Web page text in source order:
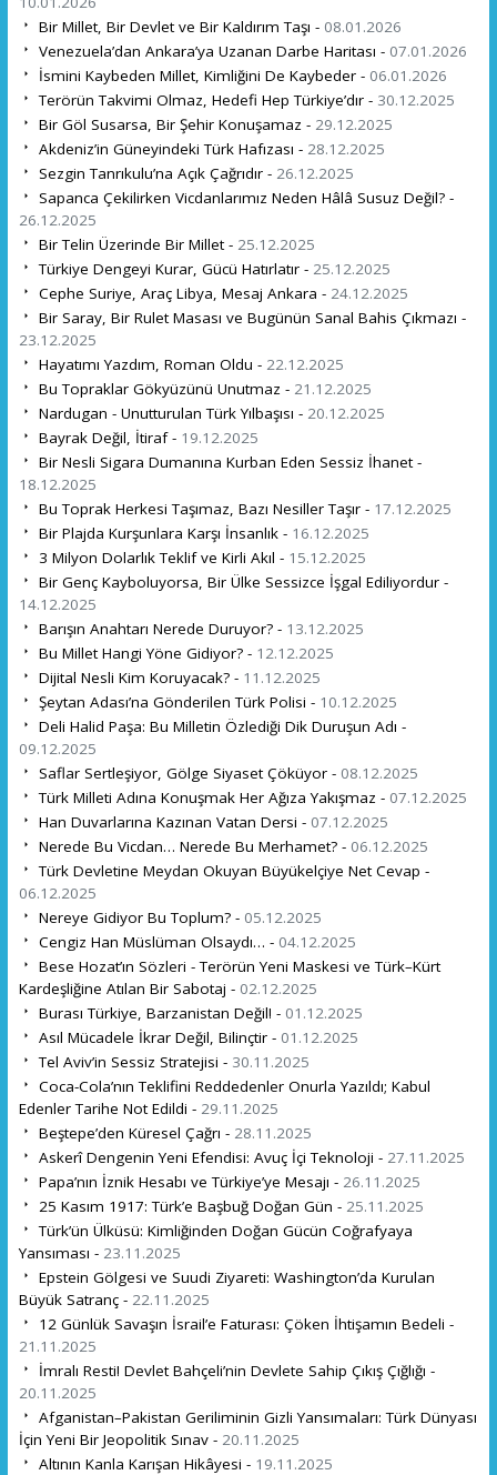
Bir Millet, Bir Devlet ve Bir Kaldırım Taşı - 08.01.2026
Venezuela’dan Ankara’ya Uzanan Darbe Haritası - 07.01.2026
İsmini Kaybeden Millet, Kimliğini De Kaybeder - 06.01.2026
Terörün Takvimi Olmaz, Hedefi Hep Türkiye’dır - 30.12.2025
Bir Göl Susarsa, Bir Şehir Konuşamaz - 29.12.2025
Akdeniz’in Güneyindeki Türk Hafızası - 28.12.2025
Sezgin Tanrıkulu’na Açık Çağrıdır - 26.12.2025
Sapanca Çekilirken Vicdanlarımız Neden Hâlâ Susuz Değil? -
26.12.2025
Bir Telin Üzerinde Bir Millet - 25.12.2025
Türkiye Dengeyi Kurar, Gücü Hatırlatır - 25.12.2025
Cephe Suriye, Araç Libya, Mesaj Ankara - 24.12.2025
Bir Saray, Bir Rulet Masası ve Bugünün Sanal Bahis Çıkmazı -
23.12.2025
Hayatımı Yazdım, Roman Oldu - 22.12.2025
Bu Topraklar Gökyüzünü Unutmaz - 21.12.2025
Nardugan - Unutturulan Türk Yılbaşısı - 20.12.2025
Bayrak Değil, İtiraf - 19.12.2025
Bir Nesli Sigara Dumanına Kurban Eden Sessiz İhanet -
18.12.2025
Bu Toprak Herkesi Taşımaz, Bazı Nesiller Taşır - 17.12.2025
Bir Plajda Kurşunlara Karşı İnsanlık - 16.12.2025
3 Milyon Dolarlık Teklif ve Kirli Akıl - 15.12.2025
Bir Genç Kayboluyorsa, Bir Ülke Sessizce İşgal Ediliyordur -
14.12.2025
Barışın Anahtarı Nerede Duruyor? - 13.12.2025
Bu Millet Hangi Yöne Gidiyor? - 12.12.2025
Dijital Nesli Kim Koruyacak? - 11.12.2025
Şeytan Adası’na Gönderilen Türk Polisi - 10.12.2025
Deli Halid Paşa: Bu Milletin Özlediği Dik Duruşun Adı -
09.12.2025
Saflar Sertleşiyor, Gölge Siyaset Çöküyor - 08.12.2025
Türk Milleti Adına Konuşmak Her Ağıza Yakışmaz - 07.12.2025
Han Duvarlarına Kazınan Vatan Dersi - 07.12.2025
Nerede Bu Vicdan… Nerede Bu Merhamet? - 06.12.2025
Türk Devletine Meydan Okuyan Büyükelçiye Net Cevap -
06.12.2025
Nereye Gidiyor Bu Toplum? - 05.12.2025
Cengiz Han Müslüman Olsaydı… - 04.12.2025
Bese Hozat’ın Sözleri - Terörün Yeni Maskesi ve Türk–Kürt
Kardeşliğine Atılan Bir Sabotaj - 02.12.2025
Burası Türkiye, Barzanistan Değil! - 01.12.2025
Asıl Mücadele İkrar Değil, Bilinçtir - 01.12.2025
Tel Aviv’in Sessiz Stratejisi - 30.11.2025
Coca-Cola’nın Teklifini Reddedenler Onurla Yazıldı; Kabul
Edenler Tarihe Not Edildi - 29.11.2025
Beştepe’den Küresel Çağrı - 28.11.2025
Askerî Dengenin Yeni Efendisi: Avuç İçi Teknoloji - 27.11.2025
Papa’nın İznik Hesabı ve Türkiye’ye Mesajı - 26.11.2025
25 Kasım 1917: Türk’e Başbuğ Doğan Gün - 25.11.2025
Türk’ün Ülküsü: Kimliğinden Doğan Gücün Coğrafyaya
Yansıması - 23.11.2025
Epstein Gölgesi ve Suudi Ziyareti: Washington’da Kurulan
Büyük Satranç - 22.11.2025
12 Günlük Savaşın İsrail’e Faturası: Çöken İhtişamın Bedeli -
21.11.2025
İmralı Resti! Devlet Bahçeli’nin Devlete Sahip Çıkış Çığlığı -
20.11.2025
Afganistan–Pakistan Geriliminin Gizli Yansımaları: Türk Dünyası
İçin Yeni Bir Jeopolitik Sınav - 20.11.2025
Altının Kanla Karışan Hikâyesi - 19.11.2025